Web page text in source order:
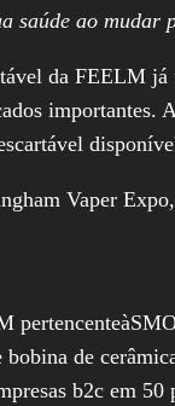
saúde ao mudar
da FEELM
Vaper
de
b2c em